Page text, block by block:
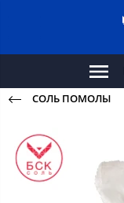
СОЛЬ ПОМОЛЫ